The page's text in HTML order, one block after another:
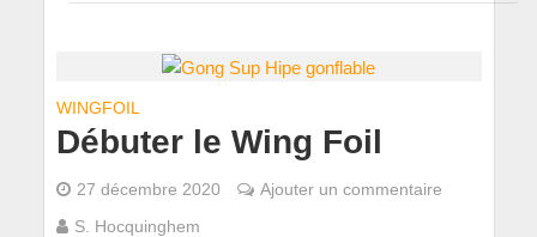
WINGFOIL
Débuter le Wing Foil
27 décembre 2020
Ajouter un commentaire
S. Hocquinghem